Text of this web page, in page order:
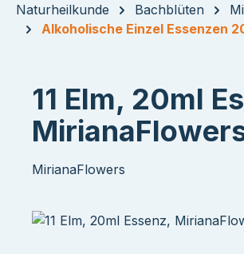
Naturheilkunde Bachblüten
Alkoholische Einzel Essenzen
11 Elm, 20ml
MirianaFlowers